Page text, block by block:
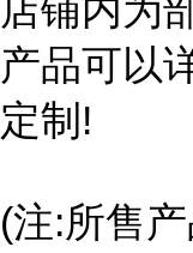
店铺内为
产品可以
定制!
(注:所售